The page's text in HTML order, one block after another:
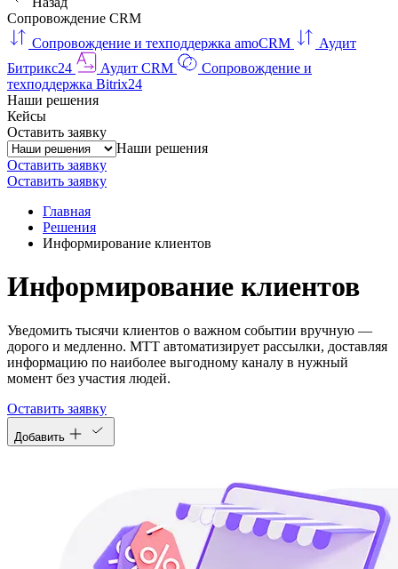
Сопровождение CRM
Сопровождение и техподдержка amoCRM
Аудит
Битрикс24
Аудит CRM
Сопровождение и
техподдержка Bitrix24
Наши решения
Кейсы
Оставить заявку
Наши решения
Оставить заявку
Оставить заявку
Главная
Решения
Информирование клиентов
Информирование клиентов
Уведомить тысячи клиентов о важном событии вручную —
дорого и медленно. МТТ автоматизирует рассылки, доставляя
информацию по наиболее выгодному каналу в нужный
момент без участия людей.
Оставить заявку
Добавить